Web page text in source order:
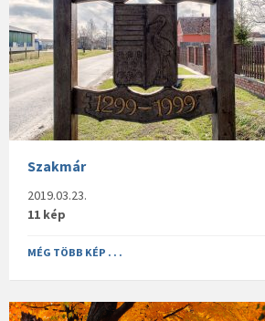
Szakmár
2019.03.23.
11 kép
MÉG TÖBB KÉP . . .